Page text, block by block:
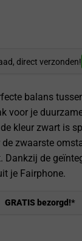
direct verzonden!
balans
voor je
kleur zwart is
zwaarste
de
je Fairphone.
GRATIS bezorgd!*
6 Hoesje